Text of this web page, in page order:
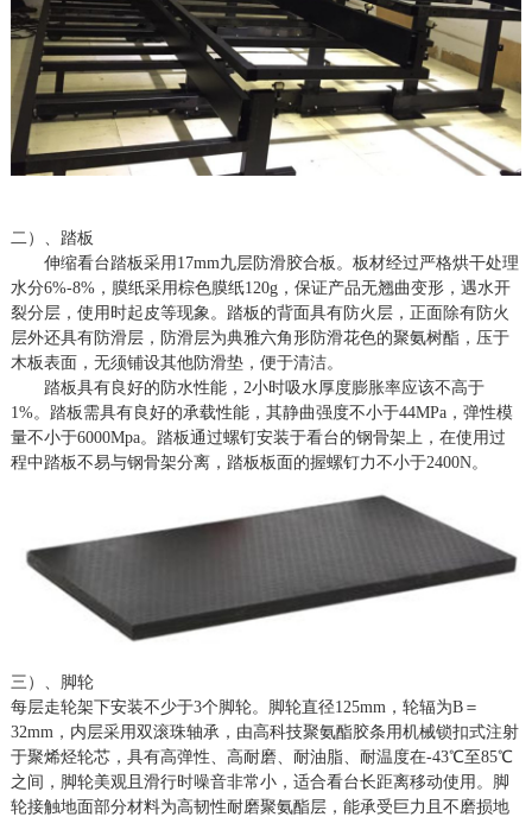
二）、踏板
伸缩看台踏板采用 17mm九层防滑胶合板。板材经过严格烘干处理
水分6%-8%，膜纸采用棕色膜纸120g，保证产品无翘曲变形，遇水开
裂分层，使用时起皮等现象。踏板的背面具有防火层，正面除有防火
层外还具有防滑层，防滑层为典雅六角形防滑花色的聚氨树酯，压于
木板表面，无须铺设其他防滑垫，便于清洁。
踏板具有良好的防水性能， 2小时吸水厚度膨胀率应该不高于
1%。踏板需具有良好的承载性能，其静曲强度不小于44MPa，弹性模
量不小于6000Mpa。踏板通过螺钉安装于看台的钢骨架上，在使用过
程中踏板不易与钢骨架分离，踏板板面的握螺钉力不小于2400N。
三）、脚轮
每层走轮架下安装不少于3个脚轮。脚轮直径125mm，轮辐为B＝
32mm，内层采用双滚珠轴承，由高科技聚氨酯胶条用机械锁扣式注射
于聚烯烃轮芯，具有高弹性、高耐磨、耐油脂、耐温度在-43℃至85℃
之间，脚轮美观且滑行时噪音非常小，适合看台长距离移动使用。脚
轮接触地面部分材料为高韧性耐磨聚氨酯层，能承受巨力且不磨损地